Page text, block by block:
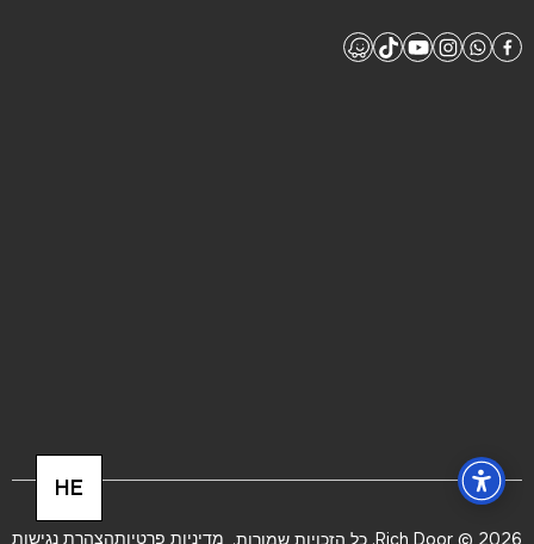
2026 © Rich Door. כל הזכויות שמורות. מדיניות פרטיותהצהרת נגישות
HE